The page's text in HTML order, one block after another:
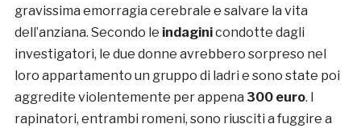
gravissima emorragia cerebrale e salvare la vita
dell’anziana. Secondo le indaginicondotte dagli
investigatori, le due donne avrebbero sorpreso nel
loro appartamento un gruppo di ladri e sono state poi
aggredite violentemente per appena 300 euro. I
rapinatori, entrambi romeni, sono riusciti a fuggire a